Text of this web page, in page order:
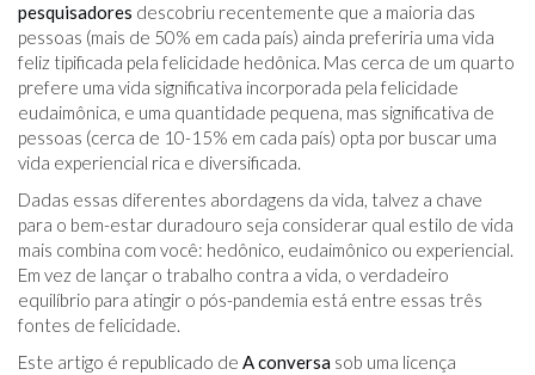
pesquisadores descobriu recentemente que a maioria das
pessoas (mais de 50% em cada país) ainda preferiria uma vida
feliz tipificada pela felicidade hedônica. Mas cerca de um quarto
prefere uma vida significativa incorporada pela felicidade
eudaimônica, e uma quantidade pequena, mas significativa de
pessoas (cerca de 10-15% em cada país) opta por buscar uma
vida experiencial rica e diversificada.
Dadas essas diferentes abordagens da vida, talvez a chave
para o bem-estar duradouro seja considerar qual estilo de vida
mais combina com você: hedônico, eudaimônico ou experiencial.
Em vez de lançar o trabalho contra a vida, o verdadeiro
equilíbrio para atingir o pós-pandemia está entre essas três
fontes de felicidade.
Este artigo é republicado de A conversa sob uma licença